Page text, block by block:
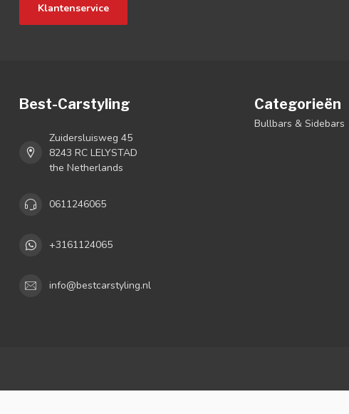
Klantenservice
Best-Carstyling
Zuidersluisweg 45
8243 RC LELYSTAD
the Netherlands
0611246065
+3161124065
info@bestcarstyling.nl
Categorieën
Bullbars & Sidebars